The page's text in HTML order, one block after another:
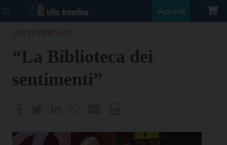
Accedi
“La Biblioteca dei
sentimenti”